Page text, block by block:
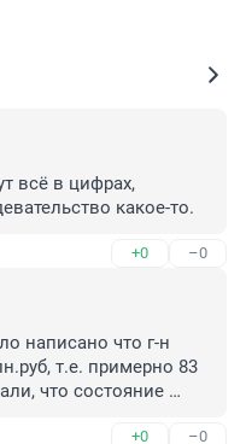
всё в цифрах,
какое-то.
+0 –0
написано что г-н
т.е. примерно 83
что состояние
или может я где-то
+0 –0